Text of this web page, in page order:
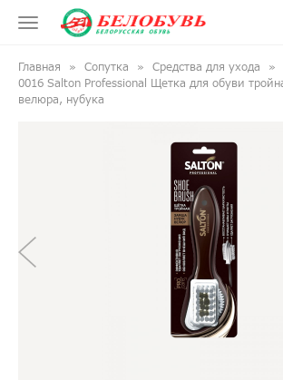
Главная Сопутка
Средства для ухода
0016 Salton Professional Щетка для обуви
велюра, нубука